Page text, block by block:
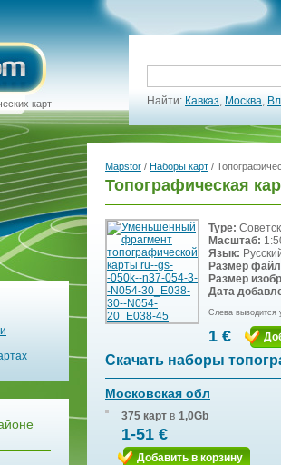
карт
Найти: Кавказ, Москва,
Mapstor / Наборы карт /
Топографическая
Type:
Масштаб:
Язык:
Размер
Размер
Дата
Слева выводится
1 €
Скачать наборы
Московская обл
375 карт в 1,0Gb
1-51 €
Добавить в корзину